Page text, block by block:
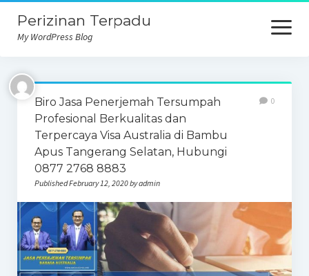
Perizinan Terpadu
My WordPress Blog
open
menu
Biro Jasa Penerjemah Tersumpah
Profesional Berkualitas dan
Terpercaya Visa Australia di Bambu
Apus Tangerang Selatan, Hubungi
0877 2768 8883
Published February 12, 2020 by admin
0